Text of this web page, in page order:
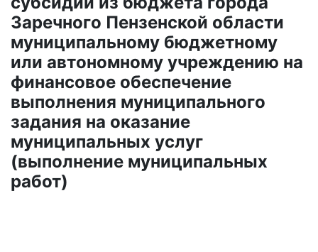
Заречного Пензенской области
муниципальному бюджетному
или автономному учреждению на
финансовое обеспечение
выполнения муниципального
задания на оказание
муниципальных услуг
(выполнение муниципальных
работ)